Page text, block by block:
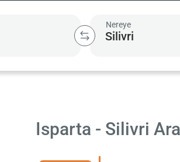
Nereye
Isparta - Silivri